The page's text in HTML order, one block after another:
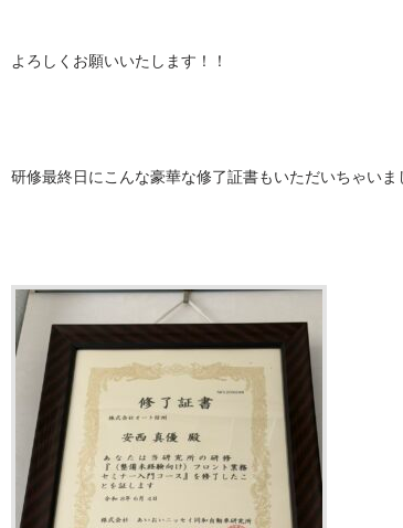
よろしくお願いいたします！！
研修最終日にこんな豪華な修了証書もいただいちゃいま